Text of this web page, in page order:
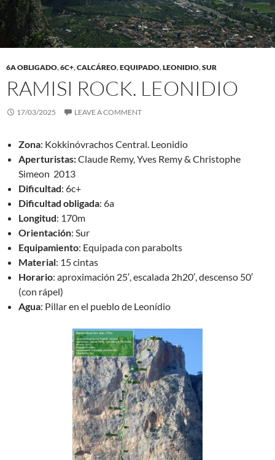
6A OBLIGADO,6C+,CALCÁREO,EQUIPADO,LEONIDIO,SUR
RAMISI ROCK. LEONIDIO
17/03/2025 LEAVE A COMMENT
Zona: Kokkinóvrachos Central. Leonidio
Aperturistas:Claude Remy, Yves Remy & Christophe
Simeon 2013
Dificultad: 6c+
Dificultad obligada: 6a
Longitud: 170m
Orientación: Sur
Equipamiento: Equipada con parabolts
Material: 15 cintas
Horario: aproximación 25′, escalada 2h20′, descenso 50′
(con rápel)
Agua: Pillar en el pueblo de Leonídio